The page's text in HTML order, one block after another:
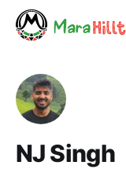
NJ Singh